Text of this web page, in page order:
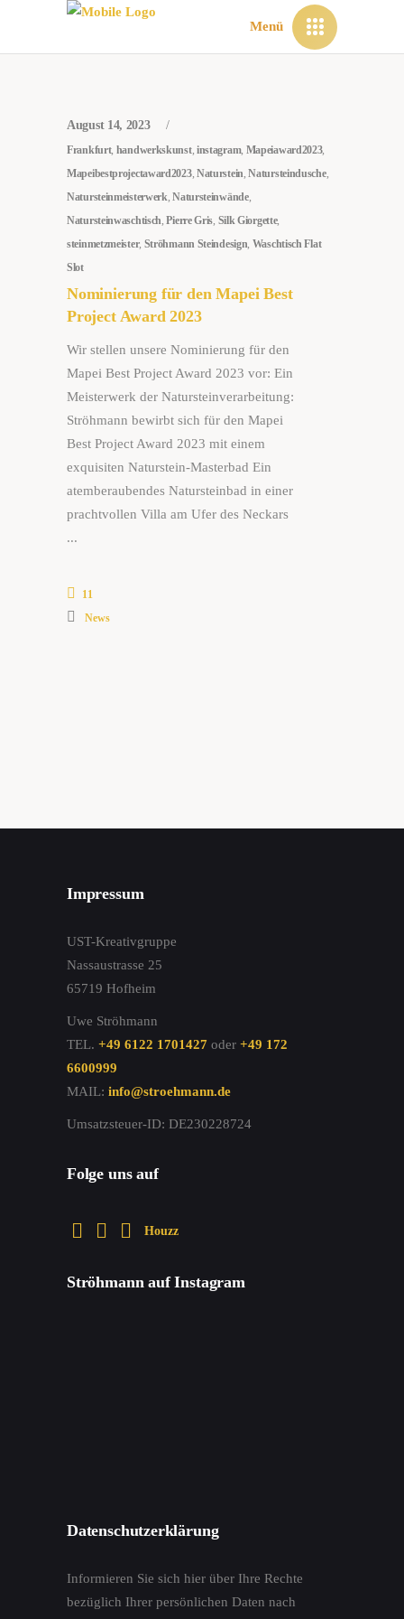
Menü
August 14, 2023
Frankfurt, handwerkskunst, instagram, Mapeiaward2023,
Mapeibestprojectaward2023, Naturstein,Natursteindusche,
Natursteinmeisterwerk,Natursteinwände,
Natursteinwaschtisch,Pierre Gris, Silk Giorgette,
steinmetzmeister, Ströhmann Steindesign, Waschtisch Flat
Slot
Nominierung für den Mapei Best
Project Award 2023
Wir stellen unsere Nominierung für den
Mapei Best Project Award 2023 vor: Ein
Meisterwerk der Natursteinverarbeitung:
Ströhmann bewirbt sich für den Mapei
Best Project Award 2023 mit einem
exquisiten Naturstein-Masterbad Ein
atemberaubendes Natursteinbad in einer
prachtvollen Villa am Ufer des Neckars
11
News
Impressum
UST-Kreativgruppe
Nassaustrasse 25
65719 Hofheim
Uwe Ströhmann
TEL. +49 6122 1701427 oder +49 172
6600999
MAIL: info@stroehmann.de
Umsatzsteuer-ID: DE230228724
Folge uns auf
Houzz
Ströhmann auf Instagram
Datenschutzerklärung
Informieren Sie sich hier über Ihre Rechte
bezüglich Ihrer persönlichen Daten nach